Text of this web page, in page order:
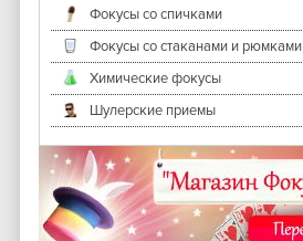
Фокусы со спичками
Фокусы со стаканами и рюмками
Химические фокусы
Шулерские приемы